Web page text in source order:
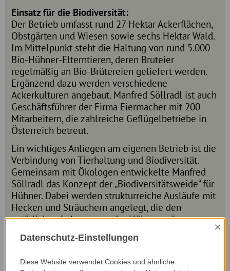
Einsatz für die Biodiversität:
Der Betrieb umfasst rund 27 Hektar Ackerflächen,
Obstgärten und Wiesen sowie sechs Hektar Wald.
Im Mittelpunkt steht die Haltung von rund 5.000
Bio-Hühner-Elterntieren, deren Bruteier
regelmäßig an Bio-Brütereien geliefert werden.
Ergänzend dazu werden verschiedene
Ackerkulturen angebaut. Manfred Söllradl ist auch
Geschäftsführer der Firma Eiermacher mit 200
Mitarbeitern, die zahlreiche Geflügelbetriebe in
Österreich betreut.
Ein wichtiges Anliegen am eigenen Betrieb ist die
Verbindung von Tierhaltung und Biodiversität.
Gemeinsam mit Ökologen entwickelte Manfred
Söllradl das Konzept der „Biodiversitätsweide“ für
Hühner. Dabei werden strukturreiche Ausläufe mit
Hecken und Sträuchern angelegt, die den
natürlichen Lebensraum der Hühner – den
Schutz für die Hühner und gleichzeitig
Strukturvielfalt in der Agrarlandschaft bei.
Datenschutz-Einstellungen
×
Diese Website verwendet Cookies und ähnliche